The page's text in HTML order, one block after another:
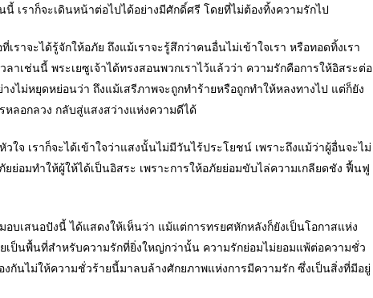
นี้ เราก็จะเดินหน้าต่อไปได้อย่างมีศักดิ์ศรี โดยที่ไม่ต้องทิ้งความรักไป
ะได้รู้จักให้อภัย ถึงแม้เราจะรู้สึกว่าคนอื่นไม่เข้าใจเรา หรือทอดทิ้งเรา
าเช่นนี้ พระเยซูเจ้าได้ทรงสอนพวกเราไว้แล้วว่า ความรักคือการให้อิสระต่อ
งไม่หยุดหย่อนว่า ถึงแม้เสรีภาพจะถูกทำร้ายหรือถูกทำให้หลงทางไป แต่ก็ยัง
ลอกลวง กลับสู่แสงสว่างแห่งความดีได้
ราก็จะได้เข้าใจว่าแสงนั้นไม่มีวันไร้ประโยชน์ เพราะถึงแม้ว่าผู้อื่นจะไม่
ย่อมทำให้ผู้ให้ได้เป็นอิสระ เพราะการให้อภัยย่อมขับไล่ความเกลียดชัง ฟื้นฟู
สนอปังนี้ ได้แสดงให้เห็นว่า แม้แต่การทรยศหักหลังก็ยังเป็นโอกาสแห่ง
เป็นพื้นที่สำหรับความรักที่ยิ่งใหญ่กว่านั้น ความรักย่อมไม่ยอมแพ้ต่อความชั่ว
กันไม่ให้ความชั่วร้ายนี้มาลบล้างศักยภาพแห่งการมีความรัก ซึ่งเป็นสิ่งที่มีอยู่